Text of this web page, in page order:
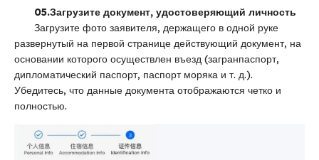
05.Загрузите документ, удостоверяющий личность
Загрузите фото заявителя, держащего в одной руке
развернутый на первой странице действующий документ, на
основании которого осуществлен въезд (загранпаспорт,
дипломатический паспорт, паспорт моряка и т. д.).
Убедитесь, что данные документа отображаются четко и
полностью.